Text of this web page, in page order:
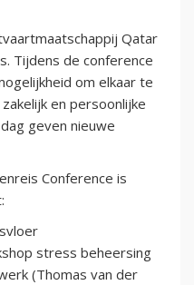
Qatar
Tijdens de conference
om elkaar te
en persoonlijke
geven nieuwe
Conference is
stress beheersing
(Thomas van der